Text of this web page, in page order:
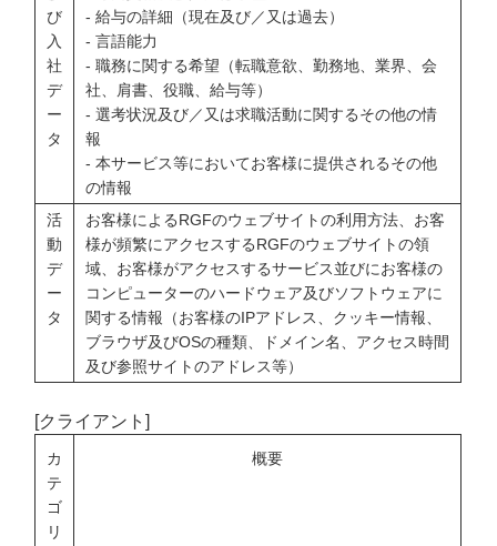
び
入
社
デ
ー
タ
- 給与の詳細（現在及び／又は過去）
- 言語能力
- 職務に関する希望（転職意欲、勤務地、業界、会
社、肩書、役職、給与等）
- 選考状況及び／又は求職活動に関するその他の情
報
- 本サービス等においてお客様に提供されるその他
の情報
活
動
デ
ー
タ
お客様によるRGFのウェブサイトの利用方法、お客
様が頻繁にアクセスするRGFのウェブサイトの領
域、お客様がアクセスするサービス並びにお客様の
コンピューターのハードウェア及びソフトウェアに
関する情報（お客様のIPアドレス、クッキー情報、
ブラウザ及びOSの種類、ドメイン名、アクセス時間
及び参照サイトのアドレス等）
[クライアント]
カ
テ
ゴ
リ
概要